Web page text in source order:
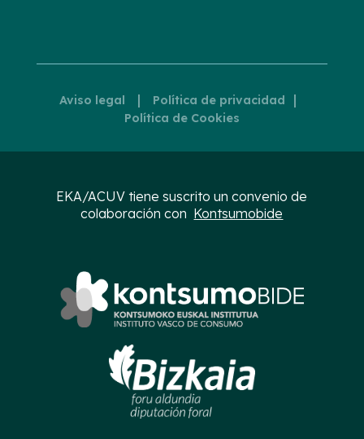
Aviso legal | Política de privacidad |
Política de Cookies
EKA/ACUV tiene suscrito un convenio de
colaboración con Kontsumobide